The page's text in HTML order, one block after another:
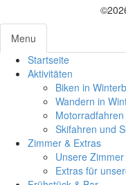
Menu
Startseite
Aktivitäten
Biken in
Wandern in
Skifahren und
Zimmer & Extras
Unsere Zimmer
Extras für